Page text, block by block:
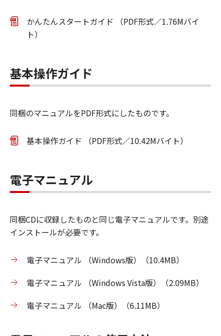
かんたんスタートガイド （PDF形式／1.76Mバイ
ト）
基本操作ガイド
同梱のマニュアルをPDF形式にしたものです。
基本操作ガイド （PDF形式／10.42Mバイト）
電子マニュアル
同梱CDに収録したものと同じ電子マニュアルです。別途
インストールが必要です。
電子マニュアル （Windows版）（10.4MB）
電子マニュアル （Windows Vista版）（2.09MB）
電子マニュアル （Mac版）（6.11MB）